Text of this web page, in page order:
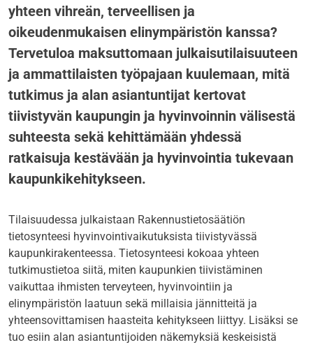
yhteen vihreän, terveellisen ja
oikeudenmukaisen elinympäristön kanssa?
Tervetuloa maksuttomaan julkaisutilaisuuteen
ja ammattilaisten työpajaan kuulemaan, mitä
tutkimus ja alan asiantuntijat kertovat
tiivistyvän kaupungin ja hyvinvoinnin välisestä
suhteesta sekä kehittämään yhdessä
ratkaisuja kestävään ja hyvinvointia tukevaan
kaupunkikehitykseen.
Tilaisuudessa julkaistaan Rakennustietosäätiön
tietosynteesi hyvinvointivaikutuksista tiivistyvässä
kaupunkirakenteessa. Tietosynteesi kokoaa yhteen
tutkimustietoa siitä, miten kaupunkien tiivistäminen
vaikuttaa ihmisten terveyteen, hyvinvointiin ja
elinympäristön laatuun sekä millaisia jännitteitä ja
yhteensovittamisen haasteita kehitykseen liittyy. Lisäksi se
tuo esiin alan asiantuntijoiden näkemyksiä keskeisistä